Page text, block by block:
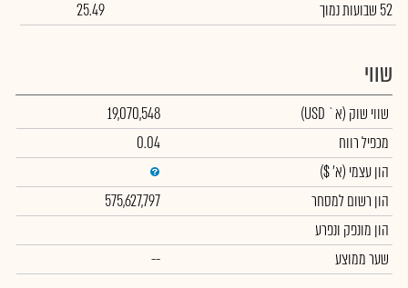
52 שבועות נמוך
25.49
שווי
שווי שוק (א` USD)
19,070,548
מכפיל רווח
0.04
הון עצמי (א' $)
הון רשום למסחר
575,627,797
הון מונפק ונפרע
שער ממוצע
--